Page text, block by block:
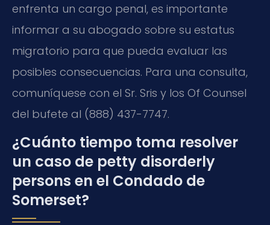
enfrenta un cargo penal, es importante
informar a su abogado sobre su estatus
migratorio para que pueda evaluar las
posibles consecuencias. Para una consulta,
comuníquese con el Sr. Sris y los Of Counsel
del bufete al (888) 437-7747.
¿Cuánto tiempo toma resolver
un caso de petty disorderly
persons en el Condado de
Somerset?